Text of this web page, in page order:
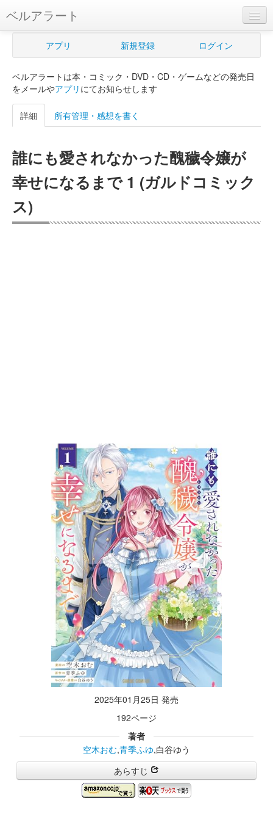
ベルアラート
ベルアラートとは
新規登録
ログイン
購入管理
Myシェルフ
プレミアム
アプリ 新規登録 ログイン
ベルアラートは本・コミック・DVD・CD・ゲームなどの発売日
をメールやアプリ にてお知らせします
詳細 所有管理・感想を書く
誰にも愛されなかった醜穢令嬢が
幸せになるまで 1 (ガルドコミック
ス)
2025年01月25日 発売
192ページ
著者
空木おむ,青季ふゆ,白谷ゆう
あらすじ